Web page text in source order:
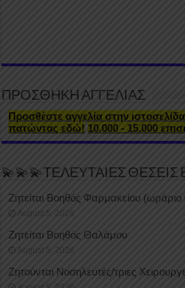
ΠΡΟΣΘΗΚΗ ΑΓΓΕΛΙΑΣ
Προσθέστε αγγελία στην
πατώντας εδώ! 10.000 - 15.000
💫💫💫ΤΕΛΕΥΤΑΙΕΣ ΘΕΣΕΙΣ
Ζητείται Βοηθός Φαρμακείου
August 5, 2026
Ζητείται Βοηθός Θαλάμου
August 5, 2026
Ζητούνται Νοσηλευτές/τριες